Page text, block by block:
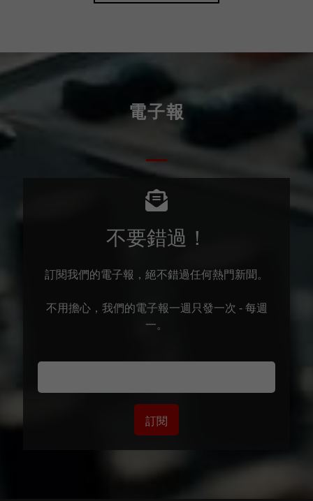
電子報
不要錯過！
訂閱我們的電子報，絕不錯過任何熱門新聞。
不用擔心，我們的電子報一週只發一次 - 每週
一。
訂閱